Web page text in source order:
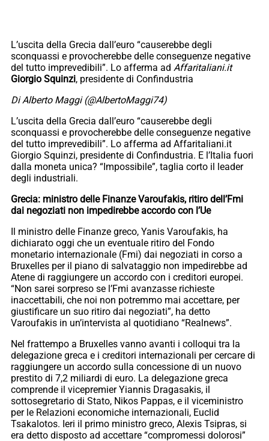
L’uscita della Grecia dall’euro “causerebbe degli
sconquassi e provocherebbe delle conseguenze negative
del tutto imprevedibili”. Lo afferma ad Affaritaliani.it
Giorgio Squinzi, presidente di Confindustria
Di Alberto Maggi (@AlbertoMaggi74)
L’uscita della Grecia dall’euro “causerebbe degli
sconquassi e provocherebbe delle conseguenze negative
del tutto imprevedibili”. Lo afferma ad Affaritaliani.it
Giorgio Squinzi, presidente di Confindustria. E l’Italia fuori
dalla moneta unica? “Impossibile”, taglia corto il leader
degli industriali.
Grecia: ministro delle Finanze Varoufakis, ritiro dell’Fmi
dai negoziati non impedirebbe accordo con l’Ue
Il ministro delle Finanze greco, Yanis Varoufakis, ha
dichiarato oggi che un eventuale ritiro del Fondo
monetario internazionale (Fmi) dai negoziati in corso a
Bruxelles per il piano di salvataggio non impedirebbe ad
Atene di raggiungere un accordo con i creditori europei.
“Non sarei sorpreso se l’Fmi avanzasse richieste
inaccettabili, che noi non potremmo mai accettare, per
giustificare un suo ritiro dai negoziati”, ha detto
Varoufakis in un’intervista al quotidiano “Realnews”.
Nel frattempo a Bruxelles vanno avanti i colloqui tra la
delegazione greca e i creditori internazionali per cercare di
raggiungere un accordo sulla concessione di un nuovo
prestito di 7,2 miliardi di euro. La delegazione greca
comprende il vicepremier Yiannis Dragasakis, il
sottosegretario di Stato, Nikos Pappas, e il viceministro
per le Relazioni economiche internazionali, Euclid
Tsakalotos. Ieri il primo ministro greco, Alexis Tsipras, si
era detto disposto ad accettare “compromessi dolorosi”